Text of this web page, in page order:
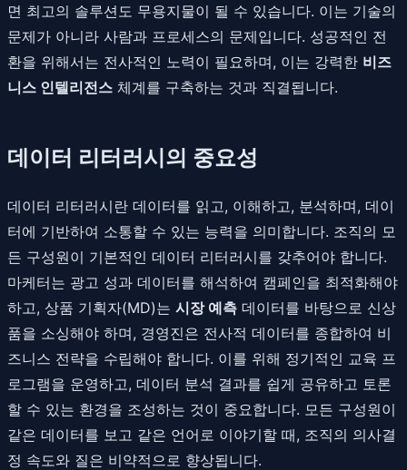
면 최고의 솔루션도 무용지물이 될 수 있습니다. 이는 기술의
문제가 아니라 사람과 프로세스의 문제입니다. 성공적인 전
환을 위해서는 전사적인 노력이 필요하며, 이는 강력한 비즈
니스 인텔리전스 체계를 구축하는 것과 직결됩니다.
데이터 리터러시의 중요성
데이터 리터러시란 데이터를 읽고, 이해하고, 분석하며, 데이
터에 기반하여 소통할 수 있는 능력을 의미합니다. 조직의 모
든 구성원이 기본적인 데이터 리터러시를 갖추어야 합니다.
마케터는 광고 성과 데이터를 해석하여 캠페인을 최적화해야
하고, 상품 기획자(MD)는 시장 예측 데이터를 바탕으로 신상
품을 소싱해야 하며, 경영진은 전사적 데이터를 종합하여 비
즈니스 전략을 수립해야 합니다. 이를 위해 정기적인 교육 프
로그램을 운영하고, 데이터 분석 결과를 쉽게 공유하고 토론
할 수 있는 환경을 조성하는 것이 중요합니다. 모든 구성원이
같은 데이터를 보고 같은 언어로 이야기할 때, 조직의 의사결
정 속도와 질은 비약적으로 향상됩니다.